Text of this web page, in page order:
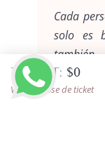
Cada
solo es
también,
divertidas.
TICKET: $0
Ver desglose de ticket